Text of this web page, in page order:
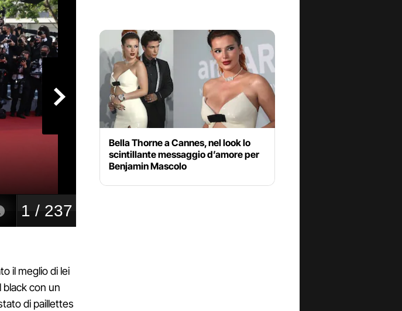
il meglio di lei
black con un
di paillettes
Bella Thorne a Cannes, nel look lo
scintillante messaggio d’amore per
Benjamin Mascolo